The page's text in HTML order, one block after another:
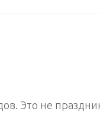
Это не